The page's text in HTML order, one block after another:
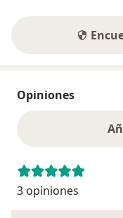
Opiniones
3 opiniones